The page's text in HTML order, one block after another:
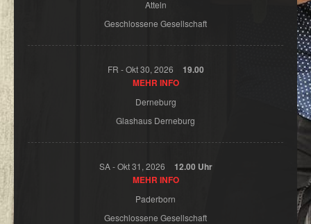
Atteln
Geschlossene Gesellschaft
FR -Okt 30, 2026
19.00
MEHR INFO
Derneburg
Glashaus Derneburg
SA -Okt 31, 2026
12.00 Uhr
MEHR INFO
Paderborn
Geschlossene Gesellschaft